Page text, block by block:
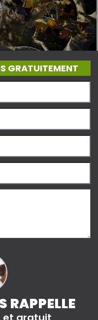
GRATUITEMENT
RAPPELLE